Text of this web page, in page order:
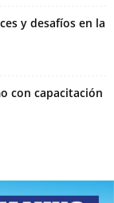
y desafíos en la
con capacitación